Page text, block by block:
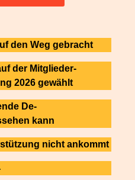
den Weg gebracht
der Mitglieder-
2026 gewählt
De-
kann
nicht ankommt